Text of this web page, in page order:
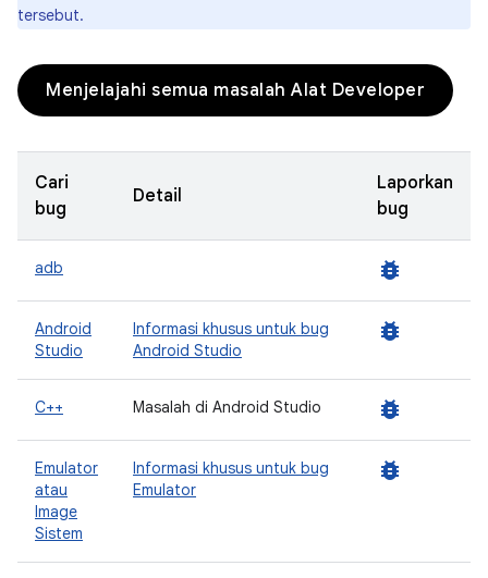
tersebut.
Menjelajahi semua masalah Alat Developer
Cari
bug
Detail
Laporkan
bug
adb bug_report
Android
Studio
Informasi khusus untuk bug
Android Studio
bug_report
C++ Masalah di Android Studio bug_report
Emulator
atau
Image
Sistem
Informasi khusus untuk bug
Emulator
bug_report